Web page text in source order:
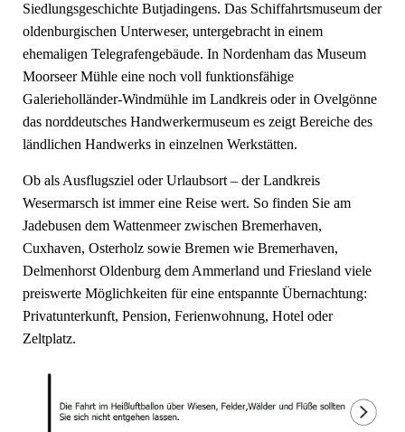
Siedlungsgeschichte Butjadingens. Das Schiffahrtsmuseum der
oldenburgischen Unterweser, untergebracht in einem
ehemaligen Telegrafengebäude. In Nordenham das Museum
Moorseer Mühle eine noch voll funktionsfähige
Galerieholländer-Windmühle im Landkreis oder in Ovelgönne
das norddeutsches Handwerkermuseum es zeigt Bereiche des
ländlichen Handwerks in einzelnen Werkstätten.
Ob als Ausflugsziel oder Urlaubsort – der Landkreis
Wesermarsch ist immer eine Reise wert. So finden Sie am
Jadebusen dem Wattenmeer zwischen Bremerhaven,
Cuxhaven, Osterholz sowie Bremen wie Bremerhaven,
Delmenhorst Oldenburg dem Ammerland und Friesland viele
preiswerte Möglichkeiten für eine entspannte Übernachtung:
Privatunterkunft, Pension, Ferienwohnung, Hotel oder
Zeltplatz.